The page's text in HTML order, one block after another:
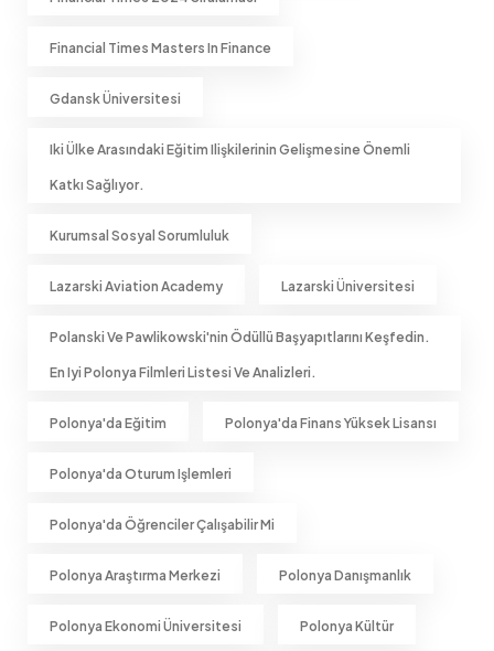
Financial Times Masters In Finance
Gdansk Üniversitesi
Iki Ülke Arasındaki Eğitim Ilişkilerinin Gelişmesine Önemli
Katkı Sağlıyor.
Kurumsal Sosyal Sorumluluk
Lazarski Aviation Academy Lazarski Üniversitesi
Polanski Ve Pawlikowski'nin Ödüllü Başyapıtlarını Keşfedin.
En Iyi Polonya Filmleri Listesi Ve Analizleri.
Polonya'da Eğitim Polonya'da Finans Yüksek Lisansı
Polonya'da Oturum Işlemleri
Polonya'da Öğrenciler Çalışabilir Mi
Polonya Araştırma Merkezi Polonya Danışmanlık
Polonya Ekonomi Üniversitesi Polonya Kültür